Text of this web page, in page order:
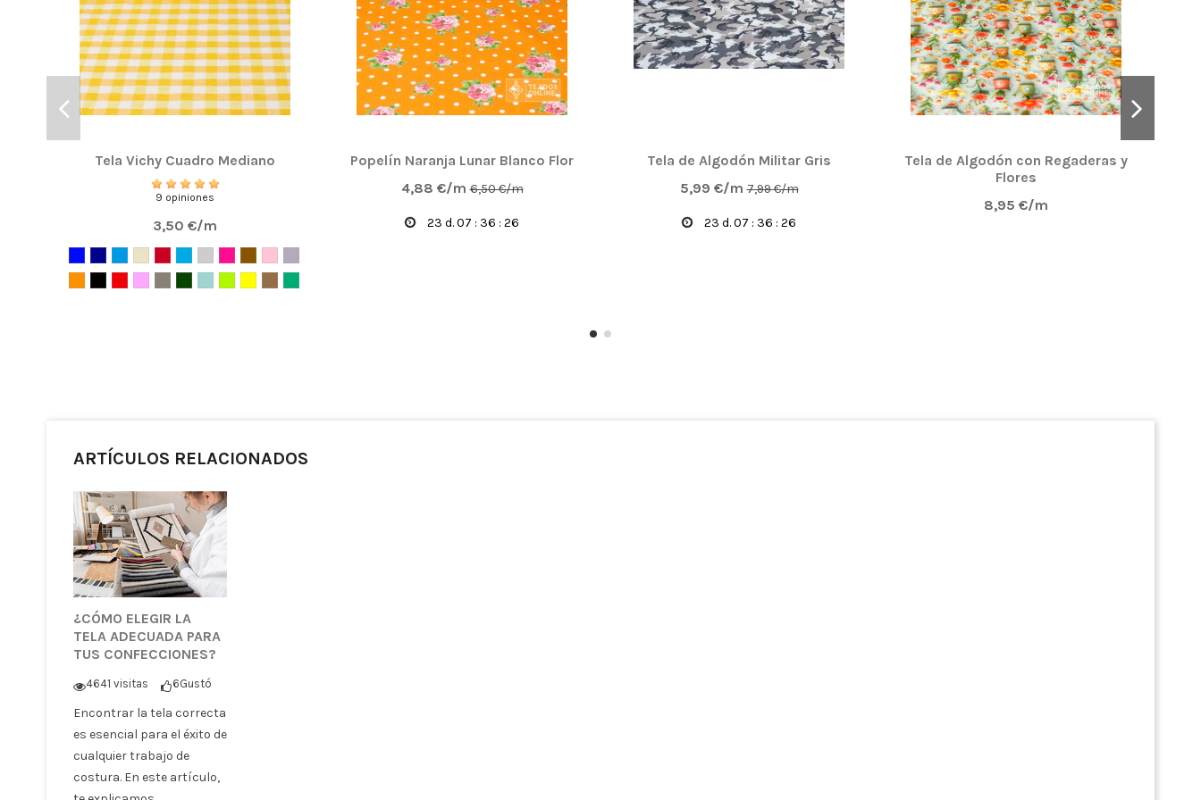
Tela Vichy Cuadro Mediano
9 opiniones
3,50 €/m
Popelín Naranja Lunar Blanco Flor
4,88 €/m6,50 €/m
23 d. 07 : 36 :25
Tela de Algodón Militar Gris
5,99 €/m7,99 €/m
23 d. 07 : 36 :25
Tela de Algodón con Regaderas y
Flores
8,95 €/m
ARTÍCULOS RELACIONADOS
¿CÓMO ELEGIR LA
TELA ADECUADA PARA
TUS CONFECCIONES?
4641 visitas 6Gustó
Encontrar la tela correcta
es esencial para el éxito de
cualquier trabajo de
costura. En este artículo,